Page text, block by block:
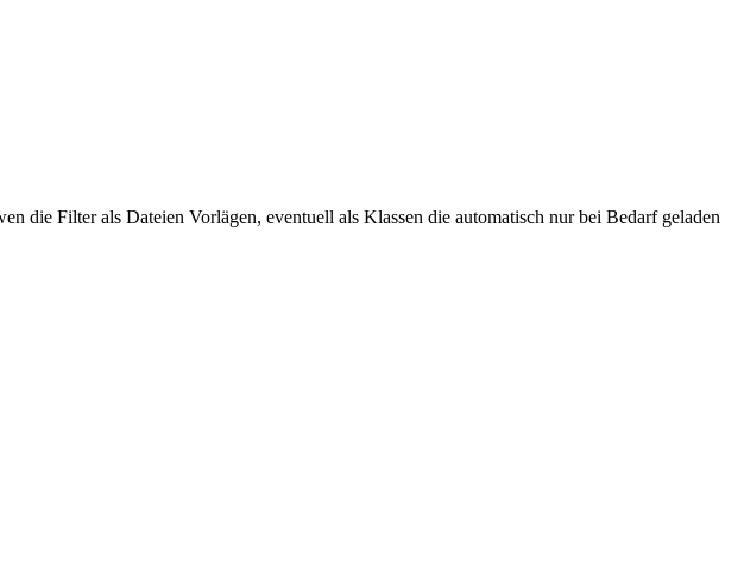
die Filter als Dateien Vorlägen, eventuell als Klassen die automatisch nur bei Bedarf geladen